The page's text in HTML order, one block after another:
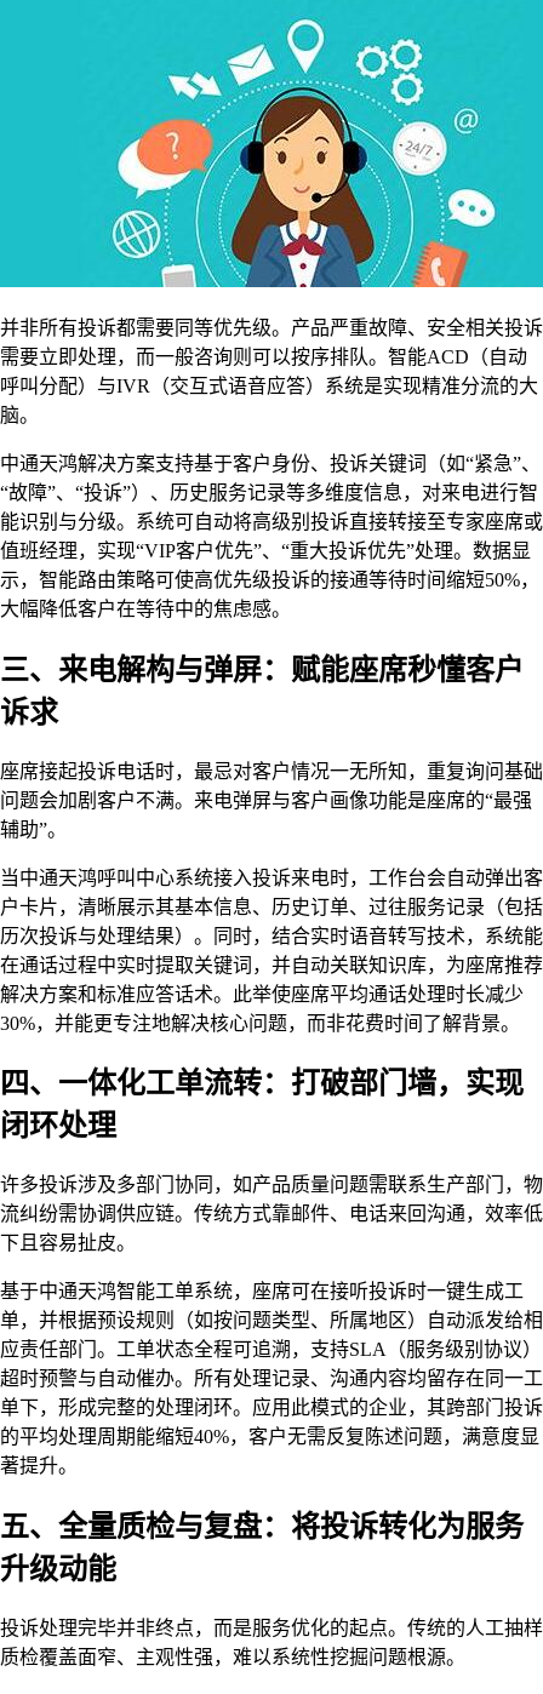
并非所有投诉都需要同等优先级。产品严重故障、安全相关投诉
需要立即处理，而一般咨询则可以按序排队。智能ACD（自动
呼叫分配）与IVR（交互式语音应答）系统是实现精准分流的大
脑。
中通天鸿解决方案支持基于客户身份、投诉关键词（如“紧急”、
“故障”、“投诉”）、历史服务记录等多维度信息，对来电进行智
能识别与分级。系统可自动将高级别投诉直接转接至专家座席或
值班经理，实现“VIP客户优先”、“重大投诉优先”处理。数据显
示，智能路由策略可使高优先级投诉的接通等待时间缩短50%，
大幅降低客户在等待中的焦虑感。
三、来电解构与弹屏：赋能座席秒懂客户
诉求
座席接起投诉电话时，最忌对客户情况一无所知，重复询问基础
问题会加剧客户不满。来电弹屏与客户画像功能是座席的“最强
辅助”。
当中通天鸿呼叫中心系统接入投诉来电时，工作台会自动弹出客
户卡片，清晰展示其基本信息、历史订单、过往服务记录（包括
历次投诉与处理结果）。同时，结合实时语音转写技术，系统能
在通话过程中实时提取关键词，并自动关联知识库，为座席推荐
解决方案和标准应答话术。此举使座席平均通话处理时长减少
30%，并能更专注地解决核心问题，而非花费时间了解背景。
四、一体化工单流转：打破部门墙，实现
闭环处理
许多投诉涉及多部门协同，如产品质量问题需联系生产部门，物
流纠纷需协调供应链。传统方式靠邮件、电话来回沟通，效率低
下且容易扯皮。
基于中通天鸿智能工单系统，座席可在接听投诉时一键生成工
单，并根据预设规则（如按问题类型、所属地区）自动派发给相
应责任部门。工单状态全程可追溯，支持SLA（服务级别协议）
超时预警与自动催办。所有处理记录、沟通内容均留存在同一工
单下，形成完整的处理闭环。应用此模式的企业，其跨部门投诉
的平均处理周期能缩短40%，客户无需反复陈述问题，满意度显
著提升。
五、全量质检与复盘：将投诉转化为服务
升级动能
投诉处理完毕并非终点，而是服务优化的起点。传统的人工抽样
质检覆盖面窄、主观性强，难以系统性挖掘问题根源。